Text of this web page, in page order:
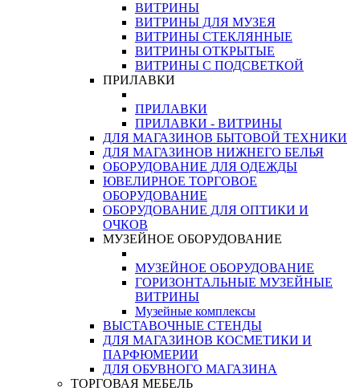
ВИТРИНЫ
ВИТРИНЫ ДЛЯ МУЗЕЯ
ВИТРИНЫ СТЕКЛЯННЫЕ
ВИТРИНЫ ОТКРЫТЫЕ
ВИТРИНЫ С ПОДСВЕТКОЙ
ПРИЛАВКИ
ПРИЛАВКИ
ПРИЛАВКИ - ВИТРИНЫ
ДЛЯ МАГАЗИНОВ БЫТОВОЙ ТЕХНИКИ
ДЛЯ МАГАЗИНОВ НИЖНЕГО БЕЛЬЯ
ОБОРУДОВАНИЕ ДЛЯ ОДЕЖДЫ
ЮВЕЛИРНОЕ ТОРГОВОЕ
ОБОРУДОВАНИЕ
ОБОРУДОВАНИЕ ДЛЯ ОПТИКИ И
ОЧКОВ
МУЗЕЙНОЕ ОБОРУДОВАНИЕ
МУЗЕЙНОЕ ОБОРУДОВАНИЕ
ГОРИЗОНТАЛЬНЫЕ МУЗЕЙНЫЕ
ВИТРИНЫ
Музейные комплексы
ВЫСТАВОЧНЫЕ СТЕНДЫ
ДЛЯ МАГАЗИНОВ КОСМЕТИКИ И
ПАРФЮМЕРИИ
ДЛЯ ОБУВНОГО МАГАЗИНА
ТОРГОВАЯ МЕБЕЛЬ